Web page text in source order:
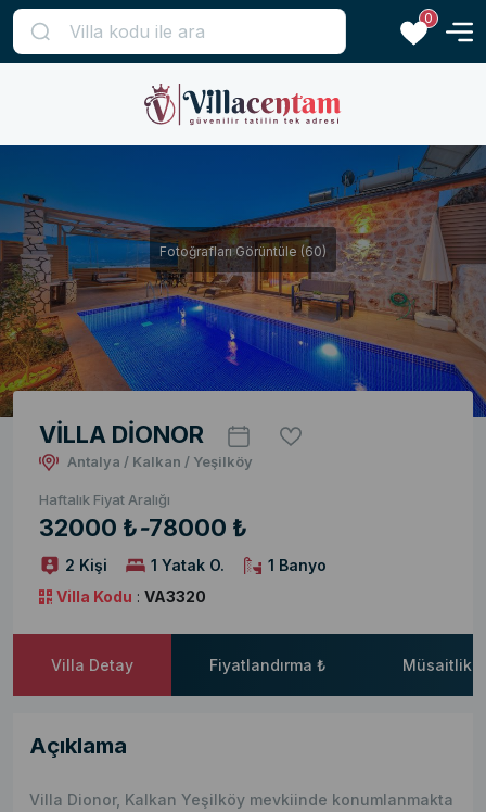
0
Fotoğrafları Görüntüle (60)
VİLLA DİONOR
Antalya / Kalkan / Yeşilköy
Haftalık Fiyat Aralığı
32000 ₺-78000 ₺
2 Kişi 1 Yatak O.
1 Banyo
Villa Kodu : VA3320
Villa Detay Fiyatlandırma ₺ Müsaitlik
Açıklama
Villa Dionor, Kalkan Yeşilköy mevkiinde konumlanmakta